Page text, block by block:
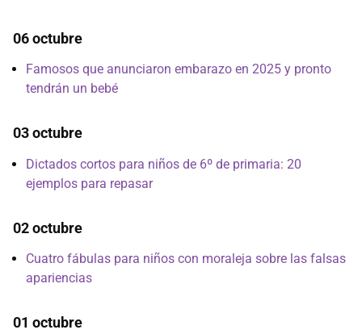
06 octubre
Famosos que anunciaron embarazo en 2025 y pronto
tendrán un bebé
03 octubre
Dictados cortos para niños de 6º de primaria: 20
ejemplos para repasar
02 octubre
Cuatro fábulas para niños con moraleja sobre las falsas
apariencias
01 octubre